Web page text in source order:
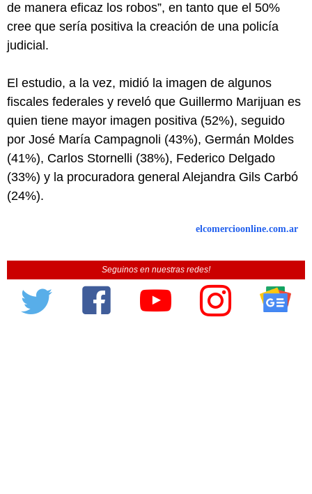
de manera eficaz los robos”, en tanto que el 50%
cree que sería positiva la creación de una policía
judicial.
El estudio, a la vez, midió la imagen de algunos
fiscales federales y reveló que Guillermo Marijuan es
quien tiene mayor imagen positiva (52%), seguido
por José María Campagnoli (43%), Germán Moldes
(41%), Carlos Stornelli (38%), Federico Delgado
(33%) y la procuradora general Alejandra Gils Carbó
(24%).
elcomercioonline.com.ar
Seguinos en nuestras redes!